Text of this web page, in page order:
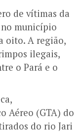
de vítimas da
município
oito. A região,
ilegais,
o Pará e o
Aéreo (GTA) do
do rio Jari